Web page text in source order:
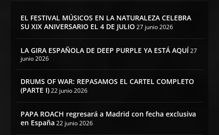
EL FESTIVAL MÚSICOS EN LA NATURALEZA CELEBRA
SU XIX ANIVERSARIO EL 4 DE JULIO 27 junio 2026
LA GIRA ESPAÑOLA DE DEEP PURPLE YA ESTÁ AQUÍ 27
junio 2026
DRUMS OF WAR: REPASAMOS EL CARTEL COMPLETO
(PARTE I) 22 junio 2026
PAPA ROACH regresará a Madrid con fecha exclusiva
en España 22 junio 2026